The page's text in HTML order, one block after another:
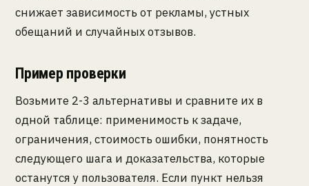
снижает зависимость от рекламы, устных
обещаний и случайных отзывов.
Пример проверки
Возьмите 2-3 альтернативы и сравните их в
одной таблице: применимость к задаче,
ограничения, стоимость ошибки, понятность
следующего шага и доказательства, которые
останутся у пользователя. Если пункт нельзя